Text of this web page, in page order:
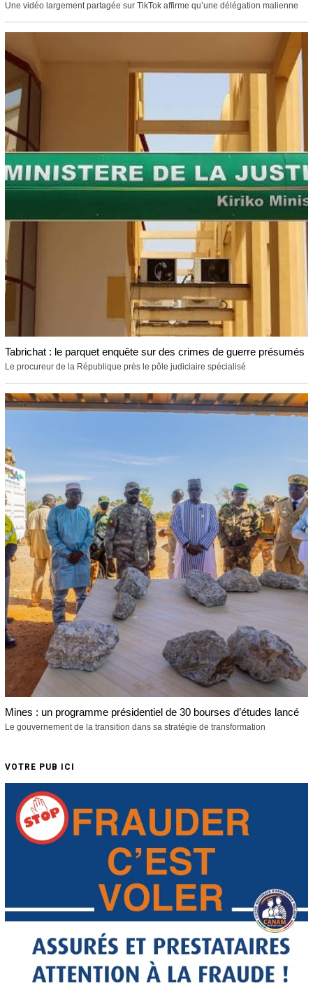
Une vidéo largement partagée sur TikTok affirme qu’une délégation malienne
Tabrichat : le parquet enquête sur des crimes de guerre présumés
Le procureur de la République près le pôle judiciaire spécialisé
Mines : un programme présidentiel de 30 bourses d’études lancé
Le gouvernement de la transition dans sa stratégie de transformation
VOTRE PUB ICI